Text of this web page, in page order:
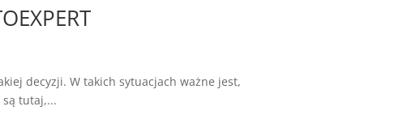
decyzji. W takich sytuacjach ważne jest,
są tutaj,...